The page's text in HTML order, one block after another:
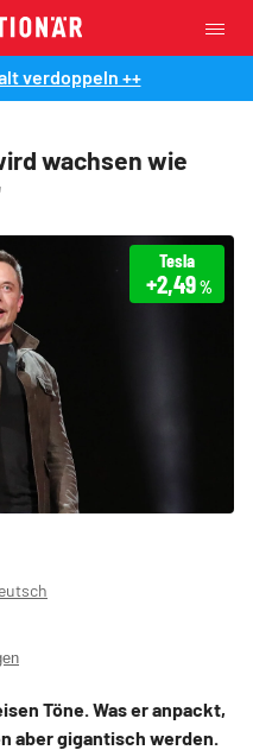
verdoppeln ++
wachsen wie
Tesla
+2,49%
Töne. Was er anpackt,
aber gigantisch werden.